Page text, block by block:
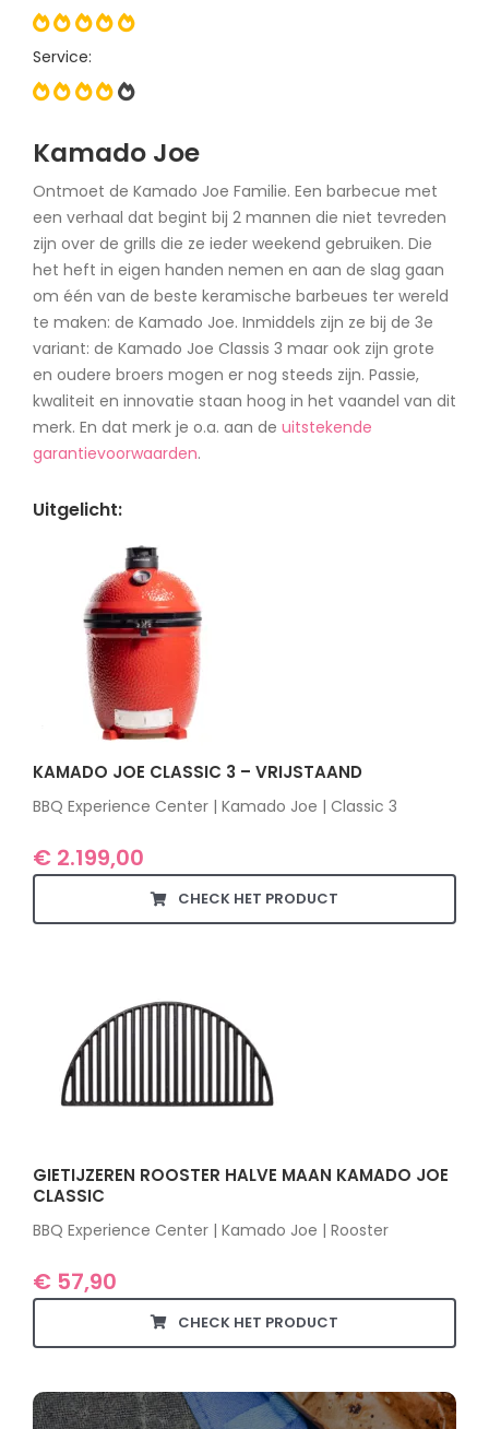
Service:
Kamado Joe
Ontmoet de Kamado Joe Familie. Een barbecue met
een verhaal dat begint bij 2 mannen die niet tevreden
zijn over de grills die ze ieder weekend gebruiken. Die
het heft in eigen handen nemen en aan de slag gaan
om één van de beste keramische barbeues ter wereld
te maken: de Kamado Joe. Inmiddels zijn ze bij de 3e
variant: de Kamado Joe Classis 3 maar ook zijn grote
en oudere broers mogen er nog steeds zijn. Passie,
kwaliteit en innovatie staan hoog in het vaandel van dit
merk. En dat merk je o.a. aan de uitstekende
garantievoorwaarden.
Uitgelicht:
KAMADO JOE CLASSIC 3 – VRIJSTAAND
BBQ Experience Center | Kamado Joe | Classic 3
€2.199,00
CHECK HET PRODUCT
GIETIJZEREN ROOSTER HALVE MAAN KAMADO JOE
CLASSIC
BBQ Experience Center | Kamado Joe | Rooster
€57,90
CHECK HET PRODUCT